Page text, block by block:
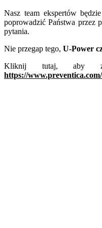
Nasz team ekspertów
poprowadzić Państwa przez
pytania.
Nie przegap tego, U-Power
Kliknij tutaj, aby
https://